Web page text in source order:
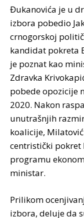
Đukanovića je u
izbora pobedio
crnogorskoj
kandidat pokreta
je poznat kao
Zdravka
pobede opozicije
2020. Nakon
unutrašnjih
koalicije,
centristički pokret
programu
ministar.
Prilikom
izbora, deluje da